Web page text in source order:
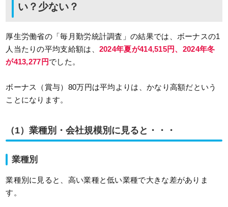
い？少ない？
厚生労働省の「毎月勤労統計調査」の結果では、ボーナスの1
人当たりの平均支給額は、 2024年夏が414,515円、2024年冬
が413,277円でした。
ボーナス（賞与）80万円は平均よりは、かなり高額だという
ことになります。
（1）業種別・会社規模別に見ると・・・
業種別
業種別に見ると、高い業種と低い業種で大きな差がありま
す。